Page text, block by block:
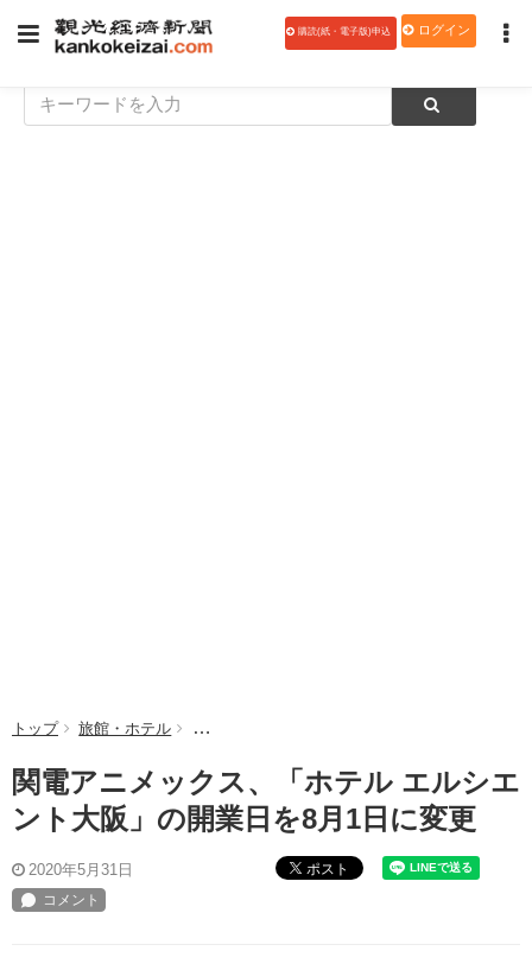
購読(紙・電子版)申込 ログイン
トップ 旅館・ホテル 関電アニメックス、「ホテル エルシエント大阪
関電アニメックス、「ホテル エルシエ
ント大阪」の開業日を8月1日に変更
2020年5月31日 ポスト